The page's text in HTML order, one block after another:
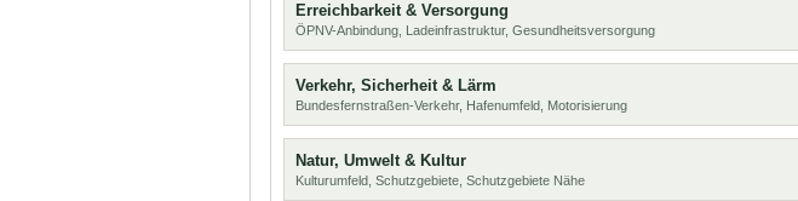
Erreichbarkeit & Versorgung
ÖPNV-Anbindung, Ladeinfrastruktur, Gesundheitsversorgung
Verkehr, Sicherheit & Lärm
Bundesfernstraßen-Verkehr, Hafenumfeld, Motorisierung
Natur, Umwelt & Kultur
Kulturumfeld, Schutzgebiete, Schutzgebiete Nähe